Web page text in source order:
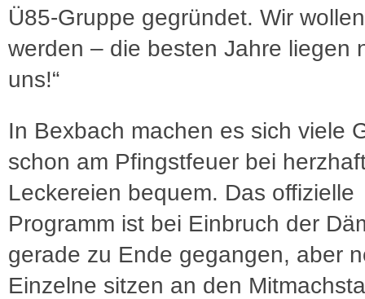
Ü85-Gruppe gegründet. Wir
werden – die besten Jahre liegen
uns!“
In Bexbach machen es sich viele
schon am Pfingstfeuer bei
Leckereien bequem. Das offizielle
Programm ist bei Einbruch der
gerade zu Ende gegangen, aber
Einzelne sitzen an den